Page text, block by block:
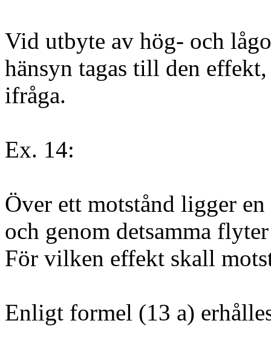
Vid utbyte av hög- och
hänsyn tagas till den
ifråga.
Ex. 14:
Över ett motstånd ligger
och genom detsamma
För vilken effekt skall
Enligt formel (13 a)